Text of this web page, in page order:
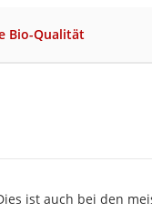
Bio-Qualität
ist auch bei den